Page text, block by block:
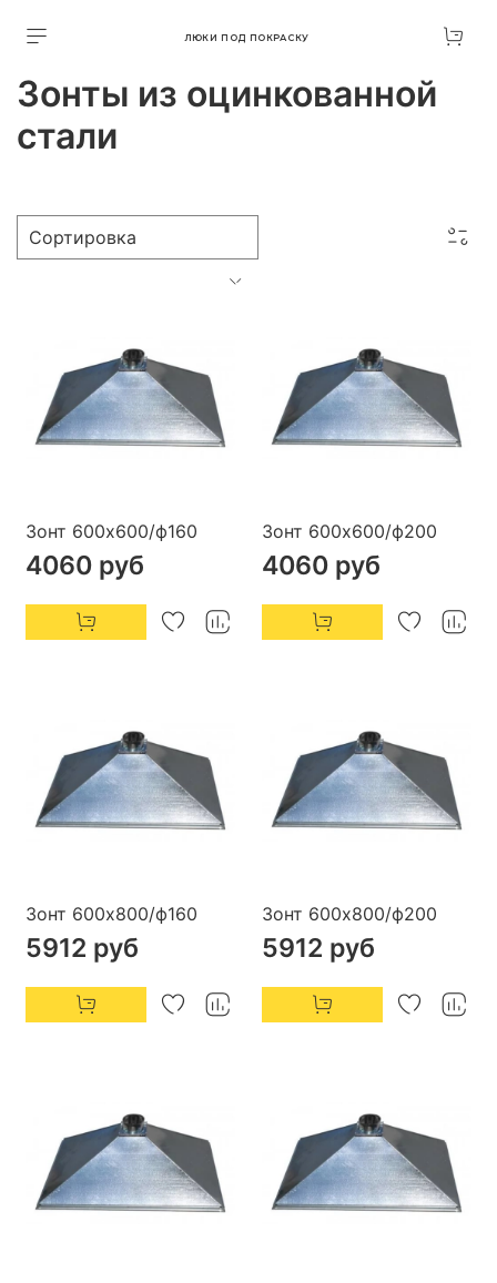
ЛЮКИ ПОД ПОКРАСКУ
Зонты из оцинкованной
стали
Зонт 600х600/ф160
4060 руб
Зонт 600х600/ф200
4060 руб
Зонт 600х800/ф160
5912 руб
Зонт 600х800/ф200
5912 руб